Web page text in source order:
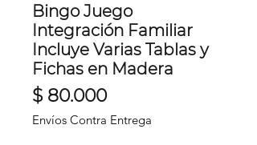
Bingo Juego
Integración Familiar
Incluye Varias Tablas y
Fichas en Madera
$ 80.000Precio
Envíos Contra Entrega